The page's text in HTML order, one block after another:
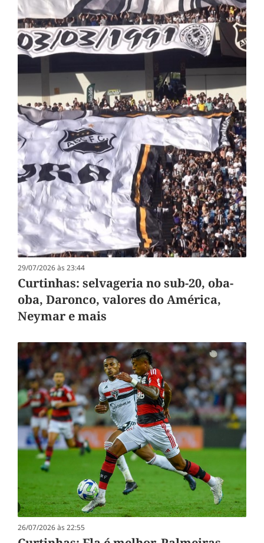
29/07/2026 às 23:44
Curtinhas: selvageria no sub-20, oba-
oba, Daronco, valores do América,
Neymar e mais
26/07/2026 às 22:55